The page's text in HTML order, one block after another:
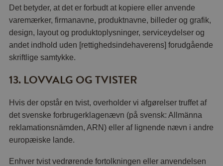
Det betyder, at det er forbudt at kopiere eller anvende
varemærker, firmanavne, produktnavne, billeder og grafik,
design, layout og produktoplysninger, serviceydelser og
andet indhold uden [rettighedsindehaverens] forudgående
skriftlige samtykke.
13. LOVVALG OG TVISTER
Hvis der opstår en tvist, overholder vi afgørelser truffet af
det svenske forbrugerklagenævn (på svensk: Allmänna
reklamationsnämden, ARN) eller af lignende nævn i andre
europæiske lande.
Enhver tvist vedrørende fortolkningen eller anvendelsen